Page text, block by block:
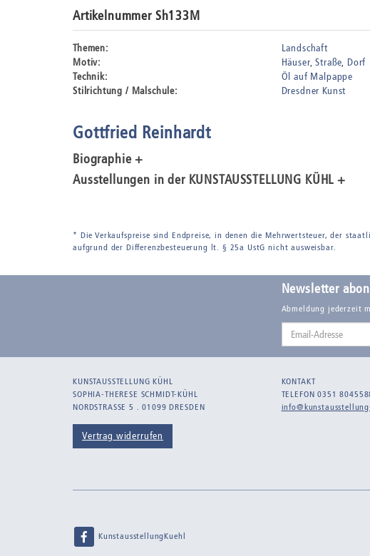
Artikelnummer Sh133M
Themen:
Landschaft
Motiv:
Häuser Straße Dorf
Technik:
Öl auf Malpappe
Stilrichtung / Malschule:
Dresdner Kunst
Gottfried Reinhardt
Biographie +
Ausstellungen in der KUNSTAUSSTELLUNG KÜHL +
* Die Verkaufspreise sind Endpreise, in denen die Mehrwertsteuer, der
aufgrund der Differenzbesteuerung lt. § 25a UstG nicht ausweisbar.
Newsletter
Abmeldung jederzeit
Email-
KUNSTAUSSTELLUNG KÜHL
SOPHIA-THERESE SCHMIDT-KÜHL
NORDSTRASSE 5 . 01099 DRESDEN
Vertrag widerrufen
KONTAKT
TELEFON 0351
KunstausstellungKuehl